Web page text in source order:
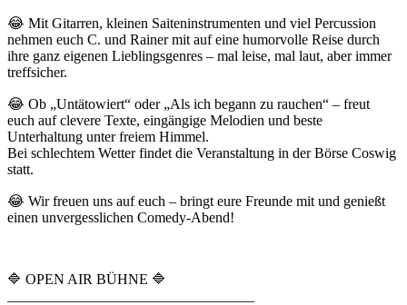
😂 Mit Gitarren, kleinen Saiteninstrumenten und viel Percussion
nehmen euch C. und Rainer mit auf eine humorvolle Reise durch
ihre ganz eigenen Lieblingsgenres – mal leise, mal laut, aber immer
treffsicher.
😂 Ob „Untätowiert“ oder „Als ich begann zu rauchen“ – freut
euch auf clevere Texte, eingängige Melodien und beste
Unterhaltung unter freiem Himmel.
Bei schlechtem Wetter findet die Veranstaltung in der Börse Coswig
statt.
😂 Wir freuen uns auf euch – bringt eure Freunde mit und genießt
einen unvergesslichen Comedy-Abend!
🔷 OPEN AIR BÜHNE 🔷